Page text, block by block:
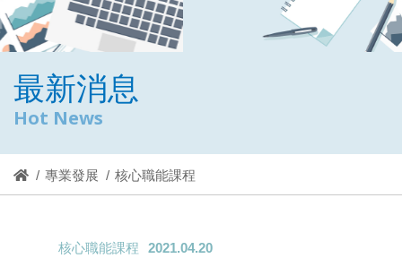
最新消息
Hot News
專業發展 核心職能課程
核心職能課程 2021.04.20